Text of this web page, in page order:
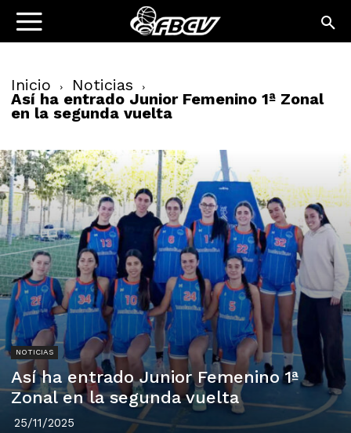
Inicio Noticias
Así ha entrado Junior Femenino 1ª Zonal
en la segunda vuelta
NOTICIAS
Así ha entrado Junior Femenino 1ª
Zonal en la segunda vuelta
25/11/2025